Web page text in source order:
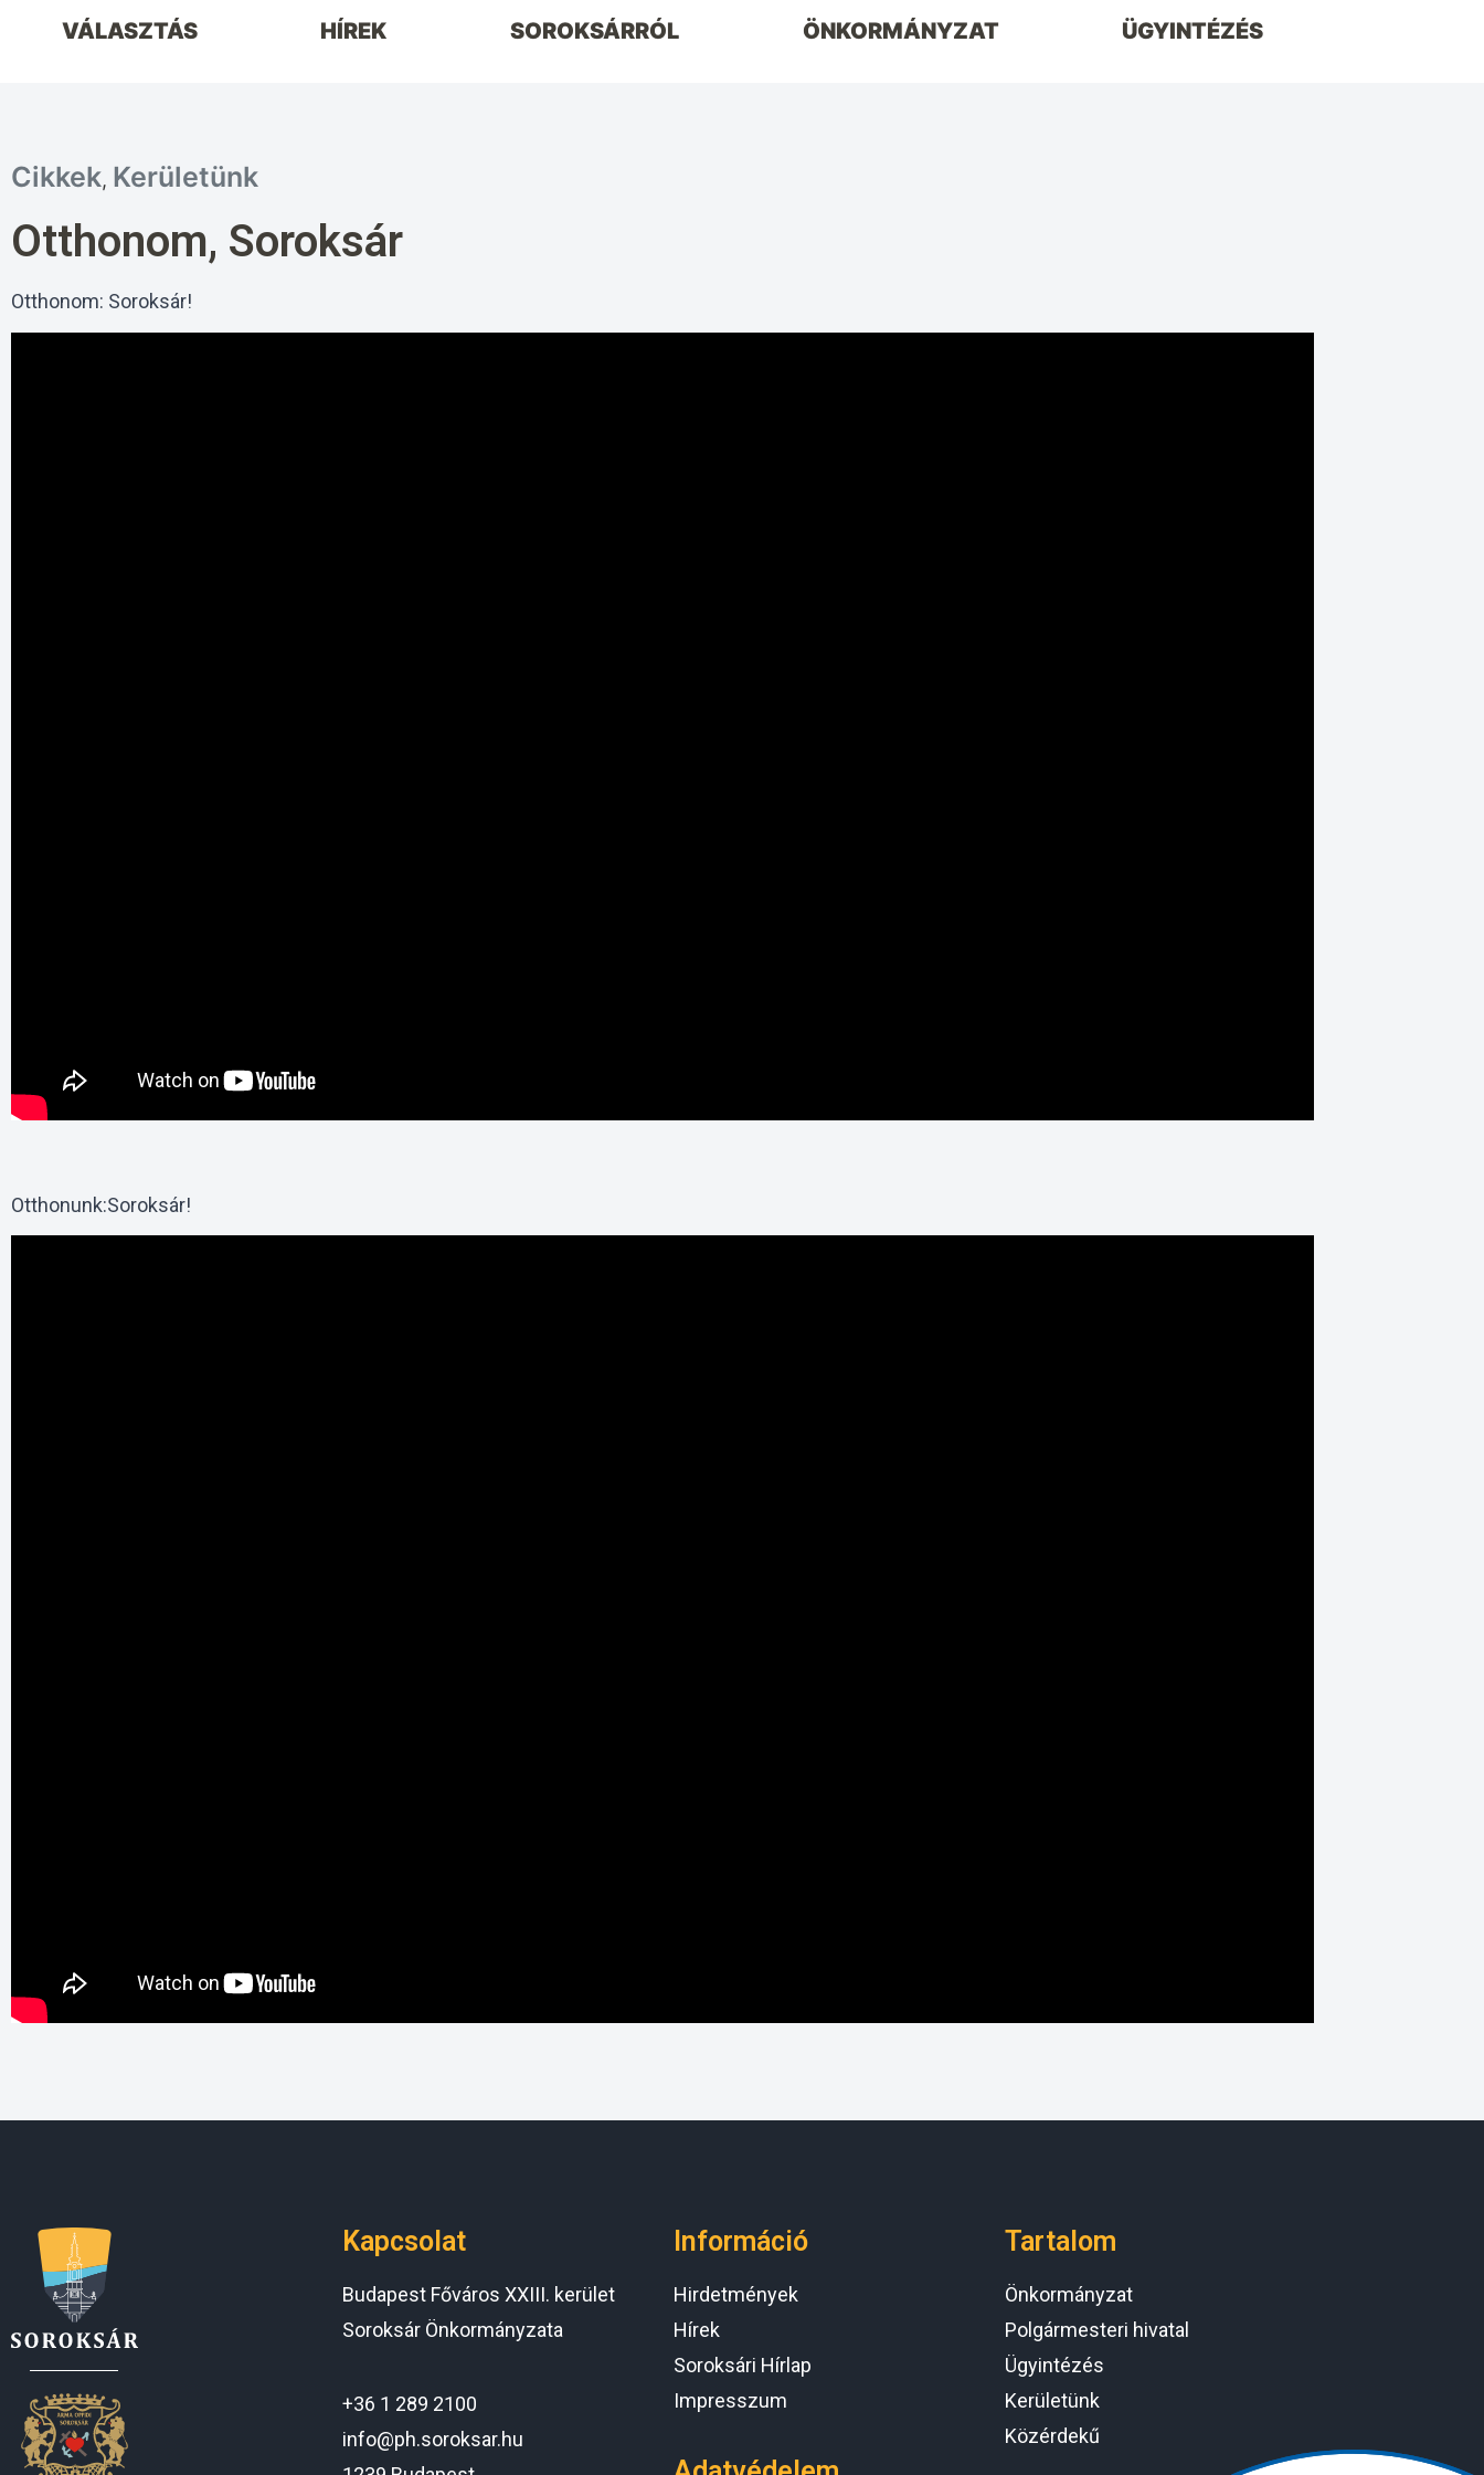
VÁLASZTÁS HÍREK SOROKSÁRRÓL ÖNKORMÁNYZAT ÜGYINTÉZÉS
Cikkek, Kerületünk
Otthonom, Soroksár
Otthonom: Soroksár!
Otthonunk:Soroksár!
Kapcsolat
Budapest Főváros XXIII. kerület
Soroksár Önkormányzata
+36 1 289 2100
info@ph.soroksar.hu
Információ
Hirdetmények
Hírek
Soroksári Hírlap
Impresszum
Tartalom
Önkormányzat
Polgármesteri hivatal
Ügyintézés
Kerületünk
Közérdekű